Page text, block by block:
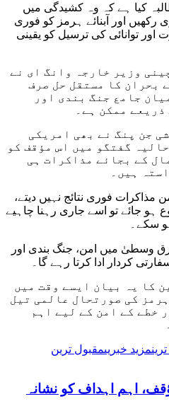
کیا ہے کہ وہ کشیدگی میں
اور آبنائے ہرمز کو فوری
توانائی کی ترسیل کو یقینی
وزیر خارجہ وانگ ای نے
بحران کا مستقل حل صرف
جامع جنگ بندی اور
ممکن ہے۔
جن پنگ نے بھی امریکی
گفتگو میں اس مؤقف کو
کے بجائے مذاکرات ہی
ہیں۔
مذاکرات فوری نتائج نہیں دیتے،
ہو جائے تو اسے جاری رہنا چاہیے
سکے۔
وسطیٰ میں امن، جنگ بندی اور
کردار ادا کرتا رہے گا۔
کا یہ بیان ایسے وقت میں
کی صورتحال عالمی تیل
خطے کے امن کے لیے اہم
مزید خبریںمقبول ترین
اہم اہداف کو نشانہ